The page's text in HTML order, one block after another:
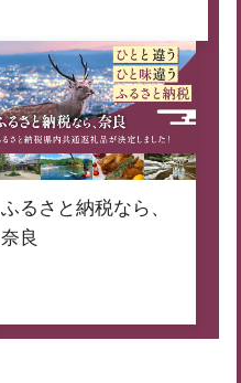
ふるさと納税なら、
奈良